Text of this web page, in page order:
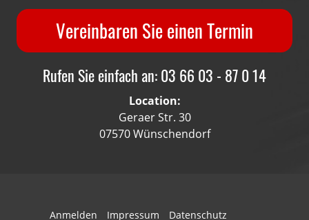
Vereinbaren Sie einen Termin
Rufen Sie einfach an: 03 66 03 - 87 0 14
Location:
Geraer Str. 30
07570 Wünschendorf
Anmelden Impressum Datenschutz